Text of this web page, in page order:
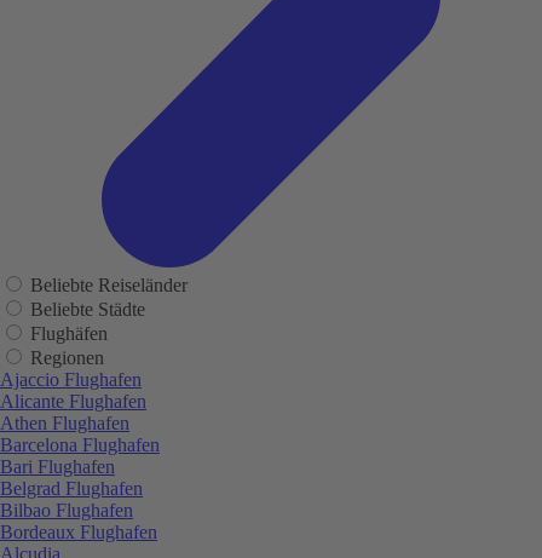
Beliebte Reiseländer
Beliebte Städte
Flughäfen
Regionen
Ajaccio Flughafen
Alicante Flughafen
Athen Flughafen
Barcelona Flughafen
Bari Flughafen
Belgrad Flughafen
Bilbao Flughafen
Bordeaux Flughafen
Alcudia